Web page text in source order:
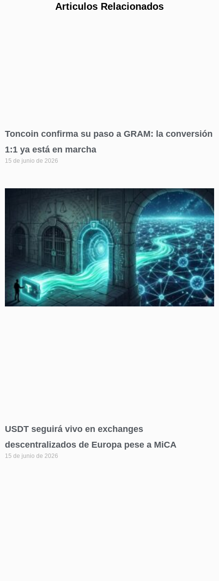
Articulos Relacionados
Toncoin confirma su paso a GRAM: la conversión
1:1 ya está en marcha
15 de junio de 2026
USDT seguirá vivo en exchanges
descentralizados de Europa pese a MiCA
15 de junio de 2026